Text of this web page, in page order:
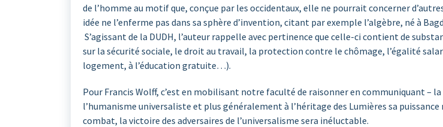
de l’homme au motif que, conçue par les occidentaux, elle ne pourrait concerner
idée ne l’enferme pas dans sa sphère d’invention, citant par exemple l’algèbre, né à
S’agissant de la DUDH, l’auteur rappelle avec pertinence que celle-ci contient de
sur la sécurité sociale, le droit au travail, la protection contre le chômage, l’égalité
logement, à l’éducation gratuite…).
Pour Francis Wolff, c’est en mobilisant notre faculté de raisonner en communiquant –
l’humanisme universaliste et plus généralement à l’héritage des Lumières sa
combat, la victoire des adversaires de l’universalisme sera inéluctable.